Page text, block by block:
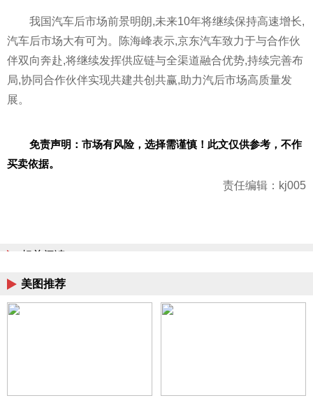
我国汽车后市场前景明朗,未来10年将继续保持高速增长,
汽车后市场大有可为。陈海峰表示,京东汽车致力于与合作伙
伴双向奔赴,将继续发挥供应链与全渠道融合优势,持续完善布
局,协同合作伙伴实现共建共创共赢,助力汽后市场高质量发
展。
免责声明：市场有风险，选择需谨慎！此文仅供参考，不作
买卖依据。
责任编辑：kj005
相关阅读
美图推荐